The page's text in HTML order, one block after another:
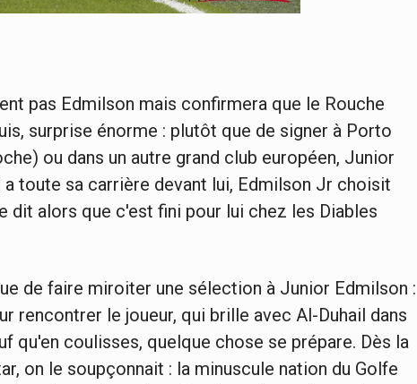
pas Edmilson mais confirmera que le Rouche
surprise énorme : plutôt que de signer à Porto
ou dans un autre grand club européen, Junior
a toute sa carrière devant lui, Edmilson Jr choisit
dit alors que c'est fini pour lui chez les Diables
de faire miroiter une sélection à Junior Edmilson :
rencontrer le joueur, qui brille avec Al-Duhail dans
qu'en coulisses, quelque chose se prépare. Dès la
on le soupçonnait : la minuscule nation du Golfe